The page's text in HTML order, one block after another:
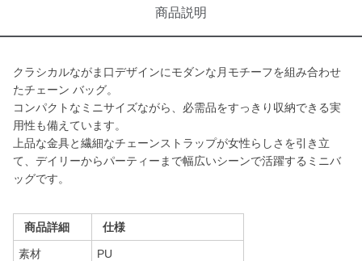
商品説明
クラシカルながま口デザインにモダンな月モチーフを組み合わせ
たチェーン バッグ。
コンパクトなミニサイズながら、必需品をすっきり収納できる実
用性も備えています。
上品な金具と繊細なチェーンストラップが女性らしさを引き立
て、デイリーからパーティーまで幅広いシーンで活躍するミニバ
ッグです。
商品詳細 仕様
素材 PU